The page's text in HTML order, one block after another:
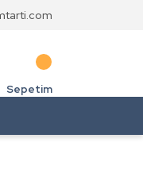
Sepetim